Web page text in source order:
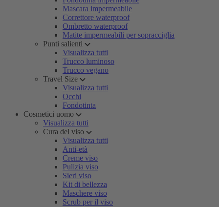
Mascara impermeabile
Correttore waterproof
Ombretto waterproof
Matite impermeabili per sopracciglia
Punti salienti
Visualizza tutti
Trucco luminoso
Trucco vegano
Travel Size
Visualizza tutti
Occhi
Fondotinta
Cosmetici uomo
Visualizza tutti
Cura del viso
Visualizza tutti
Anti-età
Creme viso
Pulizia viso
Sieri viso
Kit di bellezza
Maschere viso
Scrub per il viso